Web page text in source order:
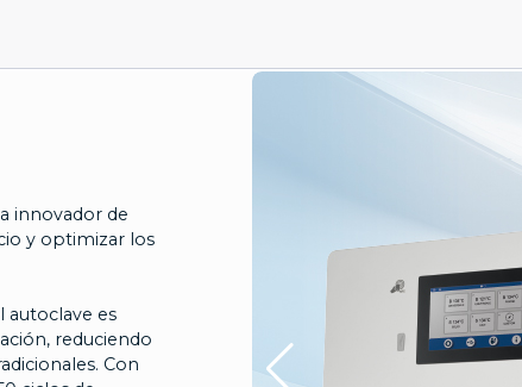
innovador de
y optimizar los
autoclave es
reduciendo
Con